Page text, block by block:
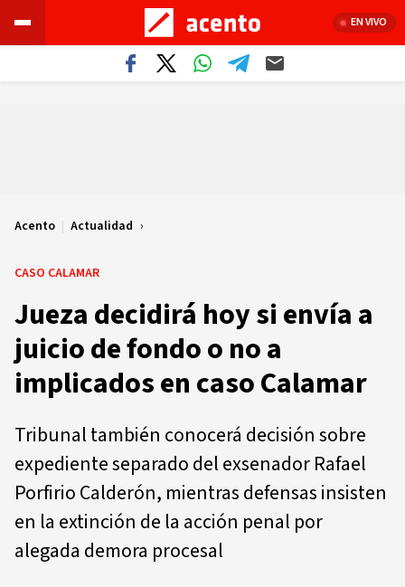
EN VIVO
Acento | Actualidad
CASO CALAMAR
Jueza decidirá hoy si envía a
juicio de fondo o no a
implicados en caso Calamar
Tribunal también conocerá decisión sobre
expediente separado del exsenador Rafael
Porfirio Calderón, mientras defensas insisten
en la extinción de la acción penal por
alegada demora procesal